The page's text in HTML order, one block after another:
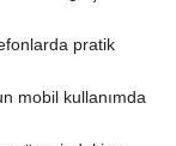
pratik
mobil kullanımda